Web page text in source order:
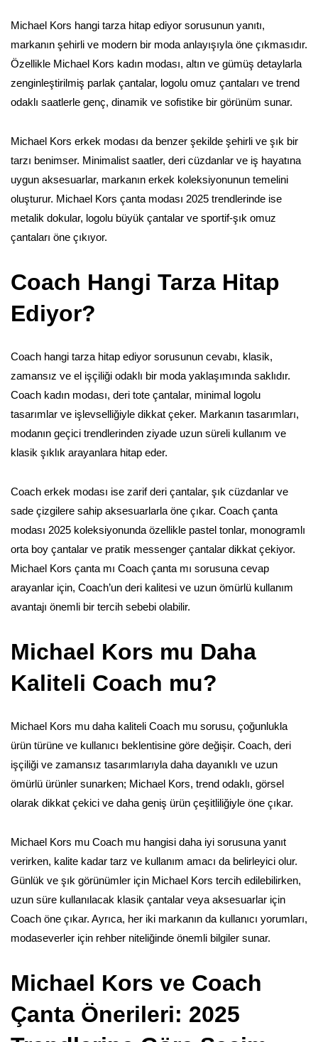
Michael Kors hangi tarza hitap ediyor sorusunun yanıtı,
markanın şehirli ve modern bir moda anlayışıyla öne çıkmasıdır.
Özellikle Michael Kors kadın modası, altın ve gümüş detaylarla
zenginleştirilmiş parlak çantalar, logolu omuz çantaları ve trend
odaklı saatlerle genç, dinamik ve sofistike bir görünüm sunar.
Michael Kors erkek modası da benzer şekilde şehirli ve şık bir
tarzı benimser. Minimalist saatler, deri cüzdanlar ve iş hayatına
uygun aksesuarlar, markanın erkek koleksiyonunun temelini
oluşturur. Michael Kors çanta modası 2025 trendlerinde ise
metalik dokular, logolu büyük çantalar ve sportif-şık omuz
çantaları öne çıkıyor.
Coach Hangi Tarza Hitap
Ediyor?
Coach hangi tarza hitap ediyor sorusunun cevabı, klasik,
zamansız ve el işçiliği odaklı bir moda yaklaşımında saklıdır.
Coach kadın modası, deri tote çantalar, minimal logolu
tasarımlar ve işlevselliğiyle dikkat çeker. Markanın tasarımları,
modanın geçici trendlerinden ziyade uzun süreli kullanım ve
klasik şıklık arayanlara hitap eder.
Coach erkek modası ise zarif deri çantalar, şık cüzdanlar ve
sade çizgilere sahip aksesuarlarla öne çıkar. Coach çanta
modası 2025 koleksiyonunda özellikle pastel tonlar, monogramlı
orta boy çantalar ve pratik messenger çantalar dikkat çekiyor.
Michael Kors çanta mı Coach çanta mı sorusuna cevap
arayanlar için, Coach’un deri kalitesi ve uzun ömürlü kullanım
avantajı önemli bir tercih sebebi olabilir.
Michael Kors mu Daha
Kaliteli Coach mu?
Michael Kors mu daha kaliteli Coach mu sorusu, çoğunlukla
ürün türüne ve kullanıcı beklentisine göre değişir. Coach, deri
işçiliği ve zamansız tasarımlarıyla daha dayanıklı ve uzun
ömürlü ürünler sunarken; Michael Kors, trend odaklı, görsel
olarak dikkat çekici ve daha geniş ürün çeşitliliğiyle öne çıkar.
Michael Kors mu Coach mu hangisi daha iyi sorusuna yanıt
verirken, kalite kadar tarz ve kullanım amacı da belirleyici olur.
Günlük ve şık görünümler için Michael Kors tercih edilebilirken,
uzun süre kullanılacak klasik çantalar veya aksesuarlar için
Coach öne çıkar. Ayrıca, her iki markanın da kullanıcı yorumları,
modaseverler için rehber niteliğinde önemli bilgiler sunar.
Michael Kors ve Coach
Çanta Önerileri: 2025